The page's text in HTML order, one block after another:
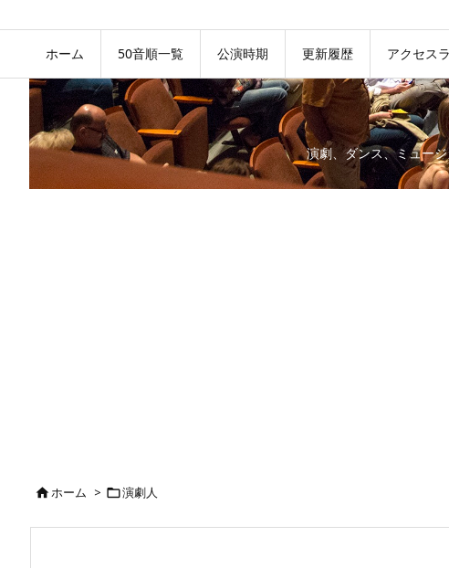
ホーム 50音順一覧 公演時期 更新履歴 アクセス
演劇、ダンス、ミュー
ホーム > 演劇人